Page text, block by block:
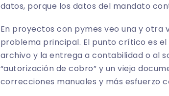
datos, porque los datos del mandato
En proyectos con pymes veo una y otra
problema principal. El punto crítico es
archivo y la entrega a contabilidad o al
“autorización de cobro” y un viejo
correcciones manuales y más esfuerzo